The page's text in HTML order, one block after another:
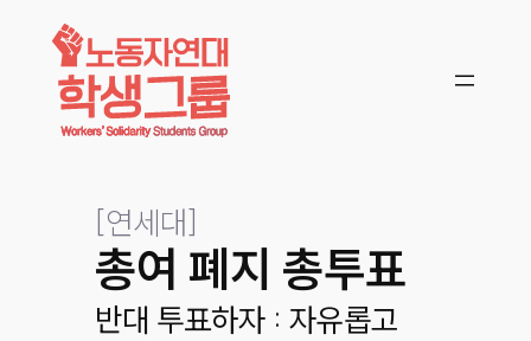
콘텐츠로
바로가기
[연세대]
총여 폐지 총투표
반대 투표하자 : 자유롭고